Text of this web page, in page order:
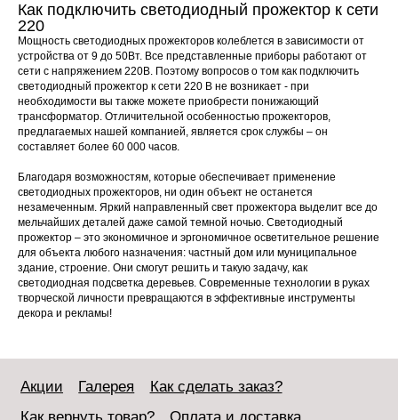
Как подключить светодиодный прожектор к сети
220
Мощность светодиодных прожекторов колеблется в зависимости от
устройства от 9 до 50Вт. Все представленные приборы работают от
сети с напряжением 220В. Поэтому вопросов о том как подключить
светодиодный прожектор к сети 220 В не возникает - при
необходимости вы также можете приобрести понижающий
трансформатор. Отличительной особенностью прожекторов,
предлагаемых нашей компанией, является срок службы – он
составляет более 60 000 часов.
Благодаря возможностям, которые обеспечивает применение
светодиодных прожекторов, ни один объект не останется
незамеченным. Яркий направленный свет прожектора выделит все до
мельчайших деталей даже самой темной ночью. Светодиодный
прожектор – это экономичное и эргономичное осветительное решение
для объекта любого назначения: частный дом или муниципальное
здание, строение. Они смогут решить и такую задачу, как
светодиодная подсветка деревьев. Современные технологии в руках
творческой личности превращаются в эффективные инструменты
декора и рекламы!
Акции Галерея
Как сделать заказ?